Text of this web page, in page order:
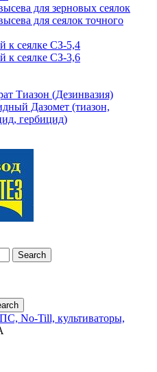
для зерновых сеялок
для сеялок точного
к сеялке СЗ-5,4
к сеялке СЗ-3,6
Тиазон (Дезинвазия)
Дазомет (тиазон,
гербицид)
Search
No-Till, культиваторы,